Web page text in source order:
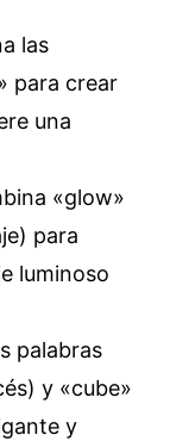
las
para crear
una
«glow»
para
luminoso
palabras
y «cube»
y